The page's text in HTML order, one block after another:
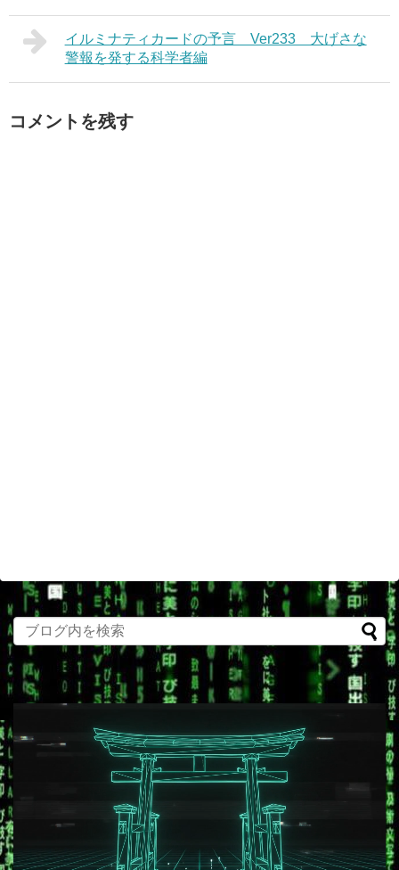
イルミナティカードの予言 Ver233 大げさな
警報を発する科学者編
コメントを残す